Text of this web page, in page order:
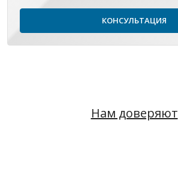
КОНСУЛЬТАЦИЯ
Нам доверяют